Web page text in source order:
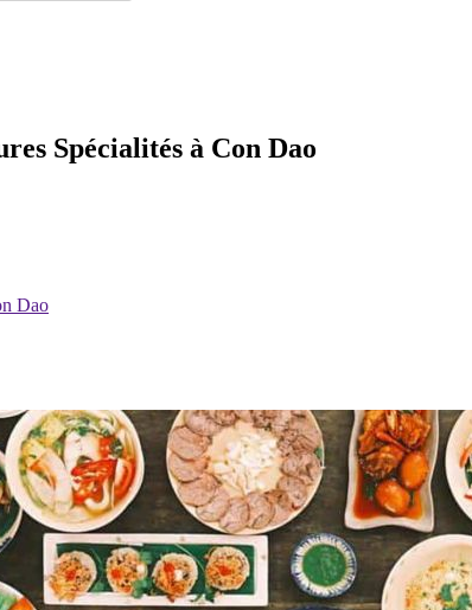
Spécialités à Con Dao
Dao